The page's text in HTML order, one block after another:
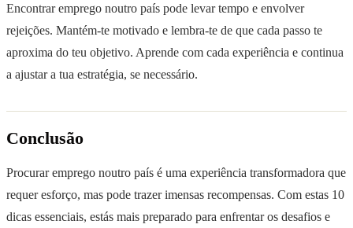
Encontrar emprego noutro país pode levar tempo e envolver
rejeições. Mantém-te motivado e lembra-te de que cada passo te
aproxima do teu objetivo. Aprende com cada experiência e continua
a ajustar a tua estratégia, se necessário.
Conclusão
Procurar emprego noutro país é uma experiência transformadora que
requer esforço, mas pode trazer imensas recompensas. Com estas 10
dicas essenciais, estás mais preparado para enfrentar os desafios e